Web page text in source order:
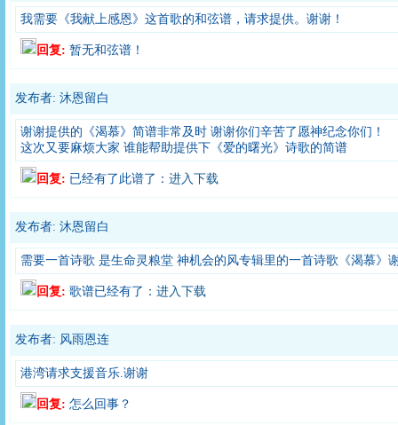
我需要《我献上感恩》这首歌的和弦谱，请求提供。谢谢！
回复: 暂无和弦谱！
发布者: 沐恩留白
谢谢提供的《渴慕》简谱非常及时 谢谢你们辛苦了愿神纪念你们！
这次又要麻烦大家 谁能帮助提供下《爱的曙光》诗歌的简谱
回复: 已经有了此谱了： 进入下载
发布者: 沐恩留白
需要一首诗歌 是生命灵粮堂 神机会的风专辑里的一首诗歌《渴慕》
回复: 歌谱已经有了： 进入下载
发布者: 风雨恩连
港湾请求支援音乐.谢谢
回复: 怎么回事？